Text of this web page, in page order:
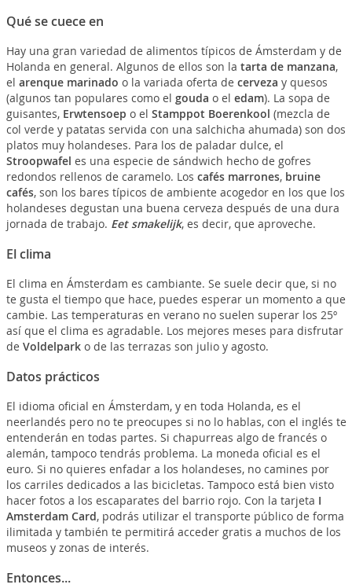
Qué se cuece en
Hay una gran variedad de alimentos típicos de Ámsterdam y de
Holanda en general. Algunos de ellos son la tarta de manzana,
el arenque marinado o la variada oferta de cerveza y quesos
(algunos tan populares como el gouda o el edam). La sopa de
guisantes, Erwtensoep o el Stamppot Boerenkool (mezcla de
col verde y patatas servida con una salchicha ahumada) son dos
platos muy holandeses. Para los de paladar dulce, el
Stroopwafel es una especie de sándwich hecho de gofres
redondos rellenos de caramelo. Los cafés marrones, bruine
cafés, son los bares típicos de ambiente acogedor en los que los
holandeses degustan una buena cerveza después de una dura
jornada de trabajo. Eet smakelijk, es decir, que aproveche.
El clima
El clima en Ámsterdam es cambiante. Se suele decir que, si no
te gusta el tiempo que hace, puedes esperar un momento a que
cambie. Las temperaturas en verano no suelen superar los 25º
así que el clima es agradable. Los mejores meses para disfrutar
de Voldelparko de las terrazas son julio y agosto.
Datos prácticos
El idioma oficial en Ámsterdam, y en toda Holanda, es el
neerlandés pero no te preocupes si no lo hablas, con el inglés te
entenderán en todas partes. Si chapurreas algo de francés o
alemán, tampoco tendrás problema. La moneda oficial es el
euro. Si no quieres enfadar a los holandeses, no camines por
los carriles dedicados a las bicicletas. Tampoco está bien visto
hacer fotos a los escaparates del barrio rojo. Con la tarjeta I
Amsterdam Card, podrás utilizar el transporte público de forma
ilimitada y también te permitirá acceder gratis a muchos de los
museos y zonas de interés.
Entonces...